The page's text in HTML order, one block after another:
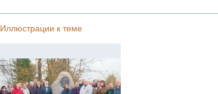
Иллюстрации к теме